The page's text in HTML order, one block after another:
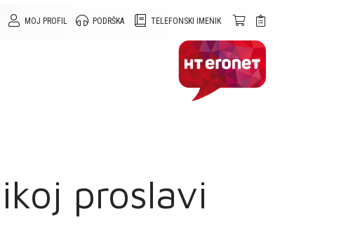
TELEFONSKI IMENIK
PODRŠKA
MOJ PROFIL
proslavi